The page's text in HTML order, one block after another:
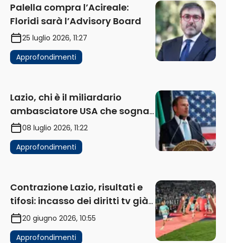
Palella compra l’Acireale:
Floridi sarà l’Advisory Board
25 luglio 2026, 11:27
Approfondimenti
Lazio, chi è il miliardario
ambasciatore USA che sogna
di acquistare un club in Italia
08 luglio 2026, 11:22
Approfondimenti
Contrazione Lazio, risultati e
tifosi: incasso dei diritti tv già
in flessione
20 giugno 2026, 10:55
Approfondimenti